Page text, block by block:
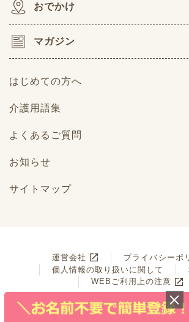
おでかけ
マガジン
はじめての方へ
介護用語集
よくあるご質問
お知らせ
サイトマップ
運営会社
プライバシーポ
個人情報の取り扱いに関して
WEBご利用上の注意